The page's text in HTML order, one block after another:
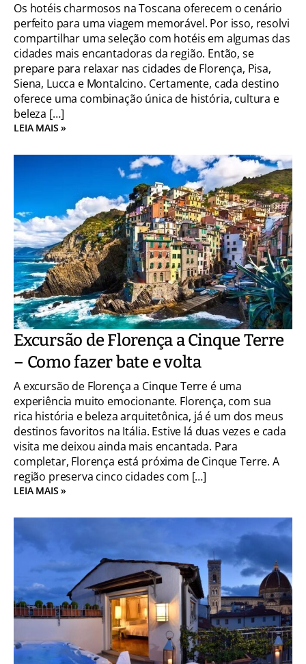
Os hotéis charmosos na Toscana oferecem o cenário
perfeito para uma viagem memorável. Por isso, resolvi
compartilhar uma seleção com hotéis em algumas das
cidades mais encantadoras da região. Então, se
prepare para relaxar nas cidades de Florença, Pisa,
Siena, Lucca e Montalcino. Certamente, cada destino
oferece uma combinação única de história, cultura e
beleza […]
LEIA MAIS »
Excursão de Florença a Cinque Terre
– Como fazer bate e volta
A excursão de Florença a Cinque Terre é uma
experiência muito emocionante. Florença, com sua
rica história e beleza arquitetônica, já é um dos meus
destinos favoritos na Itália. Estive lá duas vezes e cada
visita me deixou ainda mais encantada. Para
completar, Florença está próxima de Cinque Terre. A
região preserva cinco cidades com […]
LEIA MAIS »